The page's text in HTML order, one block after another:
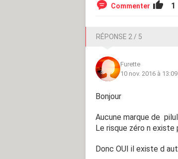
Commenter 1
RÉPONSE 2 / 5
Furette
10 nov. 2016 à 13:09
Bonjour
Aucune marque de
Le risque zéro n
Donc OUI il existe d